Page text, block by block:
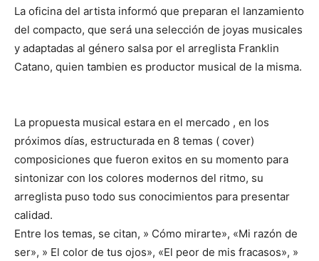
La oficina del artista informó que preparan el lanzamiento
del compacto, que será una selección de joyas musicales
y adaptadas al género salsa por el arreglista Franklin
Catano, quien tambien es productor musical de la misma.
La propuesta musical estara en el mercado , en los
próximos días, estructurada en 8 temas ( cover)
composiciones que fueron exitos en su momento para
sintonizar con los colores modernos del ritmo, su
arreglista puso todo sus conocimientos para presentar
calidad.
Entre los temas, se citan, » Cómo mirarte», «Mi razón de
ser», » El color de tus ojos», «El peor de mis fracasos», »